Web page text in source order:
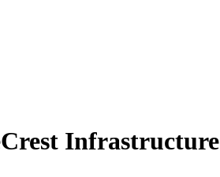
Infrastructure